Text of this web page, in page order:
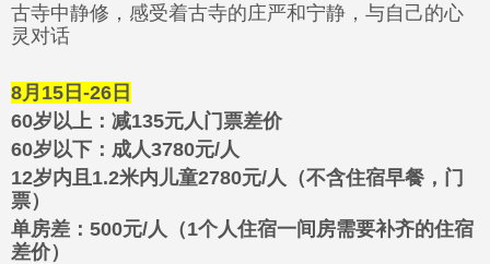
古寺中静修，感受着古寺的庄严和宁静，与自己的心
灵对话
8月15日-26日
60岁以上：减135元人门票差价
60岁以下： 成人3780元/人
12岁内且1.2米内儿童2780元/人（不含住宿早餐，门
票）
单房差：500元/人（1个人住宿一间房需要补齐的住宿
差价）